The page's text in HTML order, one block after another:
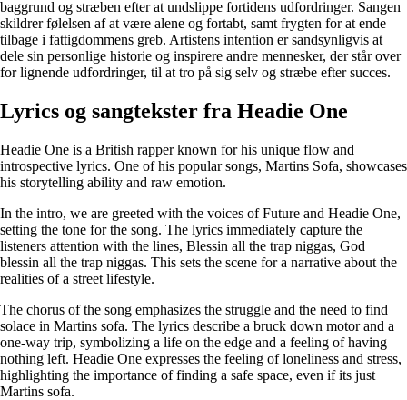
baggrund og stræben efter at undslippe fortidens udfordringer. Sangen
skildrer følelsen af ​​at være alene og fortabt, samt frygten for at ende
tilbage i fattigdommens greb. Artistens intention er sandsynligvis at
dele sin personlige historie og inspirere andre mennesker, der står over
for lignende udfordringer, til at tro på sig selv og stræbe efter succes.
Lyrics og sangtekster fra Headie One
Headie One is a British rapper known for his unique flow and
introspective lyrics. One of his popular songs, Martins Sofa, showcases
his storytelling ability and raw emotion.
In the intro, we are greeted with the voices of Future and Headie One,
setting the tone for the song. The lyrics immediately capture the
listeners attention with the lines, Blessin all the trap niggas, God
blessin all the trap niggas. This sets the scene for a narrative about the
realities of a street lifestyle.
The chorus of the song emphasizes the struggle and the need to find
solace in Martins sofa. The lyrics describe a bruck down motor and a
one-way trip, symbolizing a life on the edge and a feeling of having
nothing left. Headie One expresses the feeling of loneliness and stress,
highlighting the importance of finding a safe space, even if its just
Martins sofa.